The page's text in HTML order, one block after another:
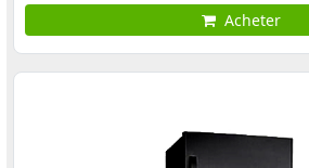
Acheter